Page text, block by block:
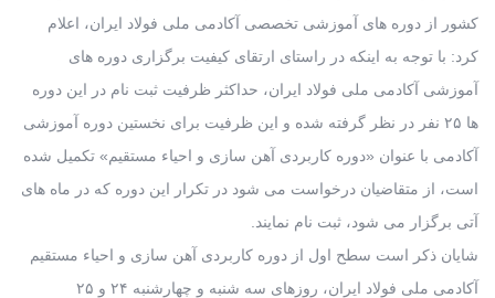
کشور از دوره های آموزشی تخصصی آکادمی ملی فولاد ایران، اعلام
کرد: با توجه به اینکه در راستای ارتقای کیفیت برگزاری دوره های
آموزشی آکادمی ملی فولاد ایران، حداکثر ظرفیت ثبت نام در این دوره
ها ۲۵ نفر در نظر گرفته شده و این ظرفیت برای نخستین دوره آموزشی
آکادمی با عنوان «دوره کاربردی آهن سازی و احیاء مستقیم» تکمیل شده
است، از متقاضیان درخواست می شود در تکرار این دوره که در ماه های
آتی برگزار می شود، ثبت نام نمایند.
شایان ذکر است سطح اول از دوره کاربردی آهن سازی و احیاء مستقیم
آکادمی ملی فولاد ایران، روزهای سه شنبه و چهارشنبه ۲۴ و ۲۵